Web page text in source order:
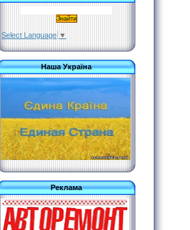
Select Language ▼
Наша Україна
Реклама